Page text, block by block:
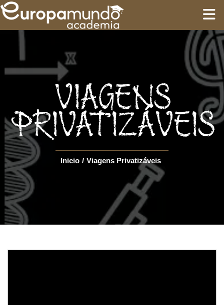
ROTEIROS
Language
VIAGENS
PRIVATIZÁVEIS
Inicio / Viagens Privatizáveis